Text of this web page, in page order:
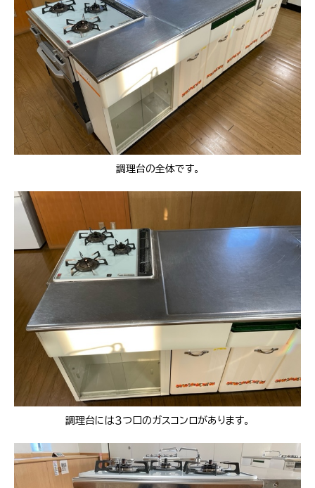
調理台の全体です。
調理台には３つ口のガスコンロがあります。